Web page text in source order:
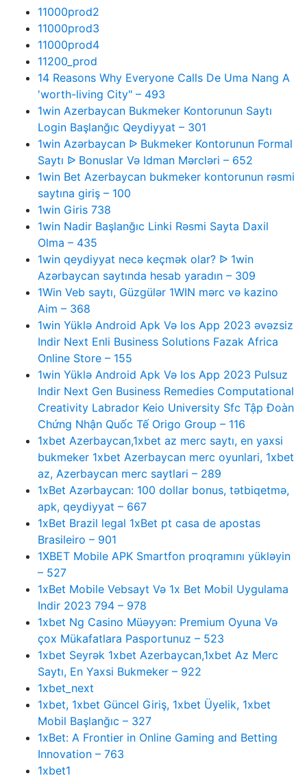
11000prod2
11000prod3
11000prod4
11200_prod
14 Reasons Why Everyone Calls De Uma Nang A
'worth-living City" – 493
1win Azerbaycan Bukmeker Kontorunun Saytı
Login Başlanğıc Qeydiyyat – 301
1win Azərbaycan ᐉ Bukmeker Kontorunun Formal
Saytı ᐉ Bonuslar Və Idman Mərcləri – 652
1win Bet Azerbaycan bukmeker kontorunun rəsmi
saytına giriş – 100
1win Giris 738
1win Nadir Başlanğıc Linki Rəsmi Sayta Daxil
Olma – 435
1win qeydiyyat necə keçmək olar? ᐉ 1win
Azərbaycan saytında hesab yaradın – 309
1Win Veb saytı, Güzgülər 1WIN mərc və kazino
Aim – 368
1win Yüklə Android Apk Və Ios App 2023 əvəzsiz
Indir Next Enli Business Solutions Fazak Africa
Online Store – 155
1win Yüklə Android Apk Və Ios App 2023 Pulsuz
Indir Next Gen Business Remedies Computational
Creativity Labrador Keio University Sfc Tập Đoàn
Chứng Nhận Quốc Tế Origo Group – 116
1xbet Azerbaycan,1xbet az merc saytı, en yaxsi
bukmeker 1xbet Azerbaycan merc oyunlari, 1xbet
az, Azerbaycan merc saytlari – 289
1xBet Azərbaycan: 100 dollar bonus, tətbiqetmə,
apk, qeydiyyat – 667
1xBet Brazil legal 1xBet pt casa de apostas
Brasileiro – 901
1XBET Mobile APK Smartfon proqramını yükləyin
– 527
1xBet Mobile Vebsayt Və 1x Bet Mobil Uygulama
Indir 2023 794 – 978
1xbet Ng Casino Müəyyən: Premium Oyuna Və
çox Mükafatlara Pasportunuz – 523
1xbet Seyrək 1xbet Azerbaycan,1xbet Az Merc
Saytı, En Yaxsi Bukmeker – 922
1xbet_next
1xbet, 1xbet Güncel Giriş, 1xbet Üyelik, 1xbet
Mobil Başlanğıc – 327
1xBet: A Frontier in Online Gaming and Betting
Innovation – 763
1xbet1